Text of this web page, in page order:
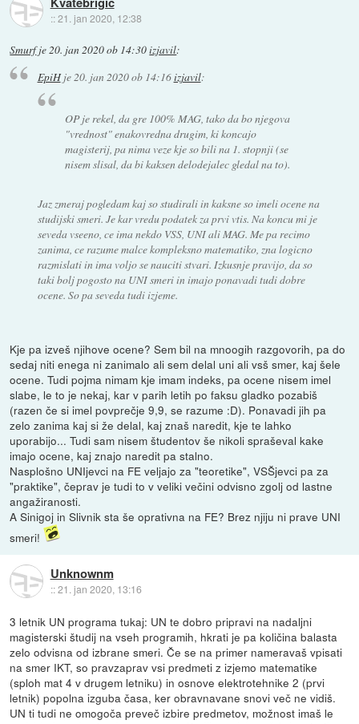
::21. jan 2020, 12:38
Smurfje20. jan 2020 ob 14:30izjavil:
EpiHje20. jan 2020 ob 14:16izjavil:
OP je rekel, da gre 100% MAG, tako da bo njegova
"vrednost" enakovredna drugim, ki koncajo
magisterij, pa nima veze kje so bili na 1. stopnji (se
nisem slisal, da bi kaksen delodejalec gledal na to).
Jaz zmeraj pogledam kaj so studirali in kaksne so imeli ocene na
studijski smeri. Je kar vredu podatek za prvi vtis. Na koncu mi je
seveda vseeno, ce ima nekdo VSS, UNI ali MAG. Me pa recimo
zanima, ce razume malce kompleksno matematiko, zna logicno
razmislati in ima voljo se nauciti stvari. Izkusnje pravijo, da so
taki bolj pogosto na UNI smeri in imajo ponavadi tudi dobre
ocene. So pa seveda tudi izjeme.
Kje pa izveš njihove ocene? Sem bil na mnoogih razgovorih, pa do
sedaj niti enega ni zanimalo ali sem delal uni ali vsš smer, kaj šele
ocene. Tudi pojma nimam kje imam indeks, pa ocene nisem imel
slabe, le to je nekaj, kar v parih letih po faksu gladko pozabiš
(razen če si imel povprečje 9,9, se razume :D). Ponavadi jih pa
zelo zanima kaj si že delal, kaj znaš naredit, kje te lahko
uporabijo... Tudi sam nisem študentov še nikoli spraševal kake
imajo ocene, kaj znajo naredit pa stalno.
Nasplošno UNIjevci na FE veljajo za "teoretike", VSŠjevci pa za
"praktike", čeprav je tudi to v veliki večini odvisno zgolj od lastne
angažiranosti.
A Sinigoj in Slivnik sta še oprativna na FE? Brez njiju ni prave UNI
smeri!
Unknownm
::21. jan 2020, 13:16
3 letnik UN programa tukaj: UN te dobro pripravi na nadaljni
magisterski študij na vseh programih, hkrati je pa količina balasta
zelo odvisna od izbrane smeri. Če se na primer nameravaš vpisati
na smer IKT, so pravzaprav vsi predmeti z izjemo matematike
(sploh mat 4 v drugem letniku) in osnove elektrotehnike 2 (prvi
letnik) popolna izguba časa, ker obravnavane snovi več ne vidiš.
UN ti tudi ne omogoča preveč izbire predmetov, možnost imaš le